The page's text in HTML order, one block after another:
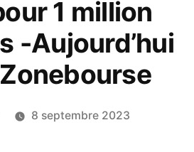
1 million
-Aujourd’hui
8 septembre 2023